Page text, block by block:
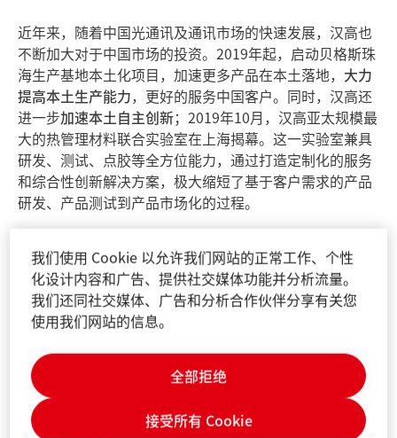
近年来，随着中国光通讯及通讯市场的快速发展，汉高也
不断加大对于中国市场的投资。2019年起，启动贝格斯珠
海生产基地本土化项目，加速更多产品在本土落地， 大力
提高本土生产能力，更好的服务中国客户。同时，汉高还
进一步加速本土自主创新；2019年10月，汉高亚太规模最
大的热管理材料联合实验室在上海揭幕。这一实验室兼具
研发、测试、点胶等全方位能力，通过打造定制化的服务
和综合性创新解决方案，极大缩短了基于客户需求的产品
研发、产品测试到产品市场化的过程。
依托珠海生产基地的制造经验和热管理材料联合实验室的
创新研发优势，从实验室启用至今，汉高根据本土市场需
求已经成功研发出多款新产品并推向市场。例如，用于通
讯基建的产品采用超低模量树脂配方，具有更好的贴服性
和更高的导热性能。以此为开端，汉高将持续推动本土创
新并凭借高性能的综合解决方案，为光通讯及数字化未来
发展提供更多灵活性和可能性，助力中国的光通讯市场的
发展。
我们使用 Cookie 以允许我们网站的正常工作、个性
化设计内容和广告、提供社交媒体功能并分析流量。
我们还同社交媒体、广告和分析合作伙伴分享有关您
使用我们网站的信息。
全部拒绝
接受所有 Cookie